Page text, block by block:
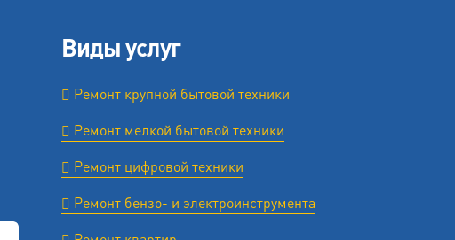
Виды услуг
Ремонт крупной бытовой техники
Ремонт мелкой бытовой техники
Ремонт цифровой техники
Ремонт бензо- и электроинструмента